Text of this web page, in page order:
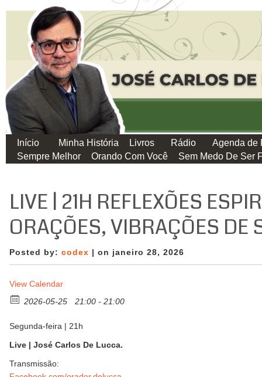
Início Minha História Livros Rádio
Agenda de
Sempre Melhor
Orando Com Você Sem Medo De Ser
LIVE | 21H REFLEXÕES
ORAÇÕES, VIBRAÇÕES DE
Posted by: codex | on janeiro 28, 2026
View Calendar
2026-05-25
21:00 - 21:00
Segunda-feira | 21h
Live | José Carlos De Lucca.
Transmissão: